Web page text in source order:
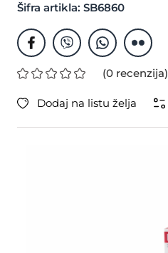
Šifra artikla: SB6860
(0 recenzija)
Dodaj na listu želja